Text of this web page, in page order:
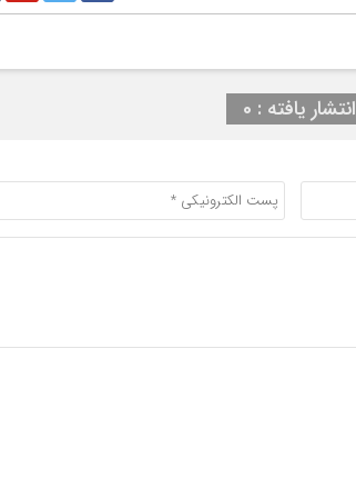
انتشار یافته : 0